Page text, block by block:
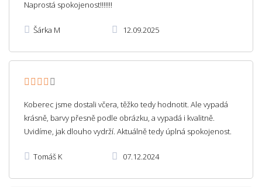
Naprostá spokojenost!!!!!!!
Šárka M 12.09.2025
Koberec jsme dostali včera, těžko tedy hodnotit. Ale vypadá
krásně, barvy přesně podle obrázku, a vypadá i kvalitně.
Uvidíme, jak dlouho vydrží. Aktuálně tedy úplná spokojenost.
Tomáš K 07.12.2024